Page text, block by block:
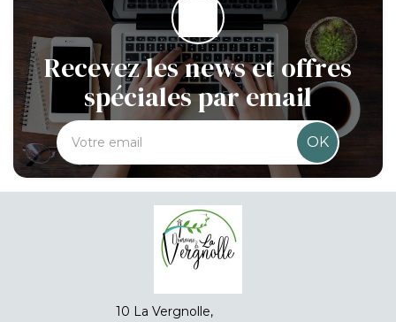
Recevez les news et offres
spéciales par email
OK
10 La Vergnolle,